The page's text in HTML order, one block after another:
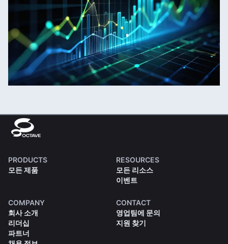
PRODUCTS
모든 제품
RESOURCES
모든 리소스
이벤트
COMPANY
회사 소개
리더십
파트너
CONTACT
영업팀에 문의
지원 찾기